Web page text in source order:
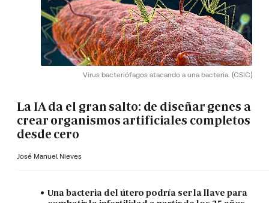
Virus bacteriófagos atacando a una bacteria. (CSIC)
La IA da el gran salto: de diseñar genes a
crear organismos artificiales completos
desde cero
José Manuel Nieves
Una bacteria del útero podría ser la llave para